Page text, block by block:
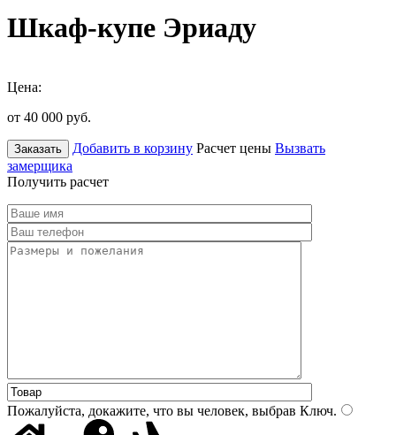
Шкаф-купе Эриаду
Цена:
от 40 000 руб.
Заказать Добавить в корзину Расчет цены Вызвать
замерщика
Получить расчет
Пожалуйста, докажите, что вы человек, выбрав Ключ.